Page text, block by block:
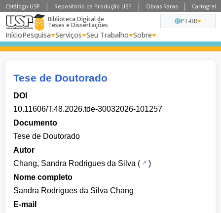
Catálogo USP Repositório da Produção USP Obras Raras
Biblioteca Digital de
Teses e Dissertações
InícioPesquisa Serviços Seu Trabalho Sobre
PT-BR
Tese de Doutorado
DOI
10.11606/T.48.2026.tde-30032026-101257
Documento
Tese de Doutorado
Autor
Chang, Sandra Rodrigues da Silva (
)
Nome completo
Sandra Rodrigues da Silva Chang
E-mail